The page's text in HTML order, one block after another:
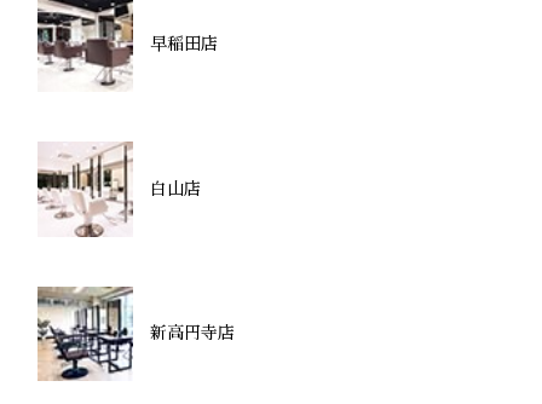
早稲田店
白山店
新高円寺店